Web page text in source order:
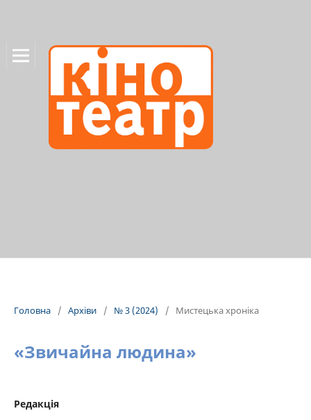
Головна / Архіви / № 3 (2024) / Мистецька хроніка
«Звичайна людина»
Редакція